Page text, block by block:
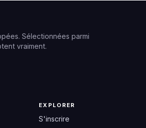
Sélectionnées parmi
vraiment.
EXPLORER
S'inscrire